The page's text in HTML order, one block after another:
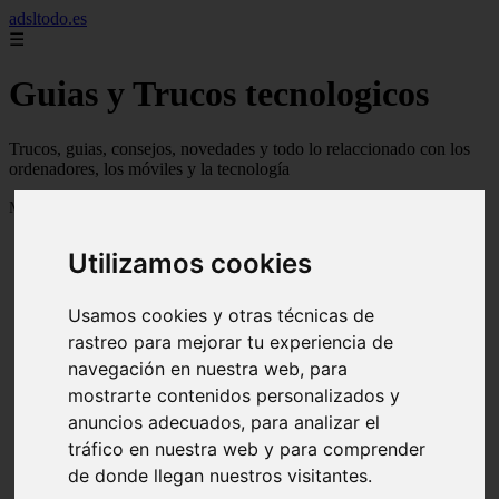
Utilizamos cookies
Usamos cookies y otras técnicas de
rastreo para mejorar tu experiencia de
navegación en nuestra web, para
mostrarte contenidos personalizados y
anuncios adecuados, para analizar el
tráfico en nuestra web y para comprender
de donde llegan nuestros visitantes.
adsltodo.es
☰
Guias y Trucos tecnologicos
Trucos, guias, consejos, novedades y todo lo relaccionado con los
ordenadores, los móviles y la tecnología
Mostrando 1 - 24 de 148 artículos
Newskill Kitsune Review 【Análisis en Español】